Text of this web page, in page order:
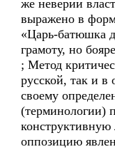
же неверии
выражено в
«Царь-батюшка
грамоту, но
; Метод
русской, так и в
своему
(терминологии)
оппозицию